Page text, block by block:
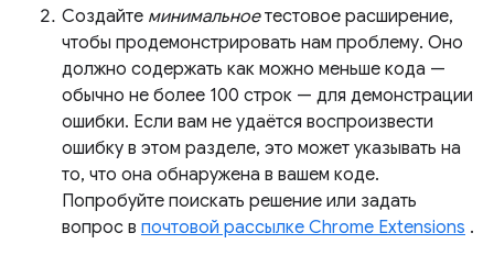
Создайте минимальноетестовое расширение,
чтобы продемонстрировать нам проблему. Оно
должно содержать как можно меньше кода —
обычно не более 100 строк — для демонстрации
ошибки. Если вам не удаётся воспроизвести
ошибку в этом разделе, это может указывать на
то, что она обнаружена в вашем коде.
Попробуйте поискать решение или задать
вопрос в почтовой рассылке Chrome Extensions .